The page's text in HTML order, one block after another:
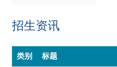
招生资讯
类别 标题